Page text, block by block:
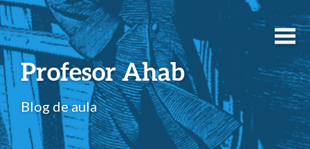
Profesor Ahab
Blog de aula